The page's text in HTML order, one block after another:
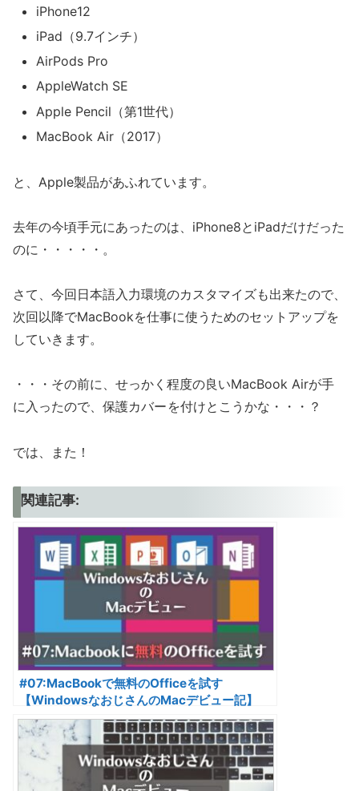
iPhone12
iPad（9.7インチ）
AirPods Pro
AppleWatch SE
Apple Pencil（第1世代）
MacBook Air（2017）
と、Apple製品があふれています。
去年の今頃手元にあったのは、iPhone8とiPadだけだった
のに・・・・・。
さて、今回日本語入力環境のカスタマイズも出来たので、
次回以降でMacBookを仕事に使うためのセットアップを
していきます。
・・・その前に、せっかく程度の良いMacBook Airが手
に入ったので、保護カバー を付けとこうかな・・・？
では、また！
関連記事:
#07:MacBookで無料のOfficeを試す
【WindowsなおじさんのMacデビュー記】